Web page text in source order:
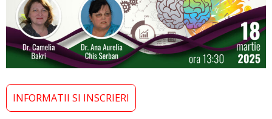
INFORMATII SI INSCRIERI